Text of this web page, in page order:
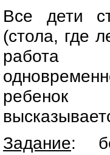
Все дети
(стола, где
работа
Задание: